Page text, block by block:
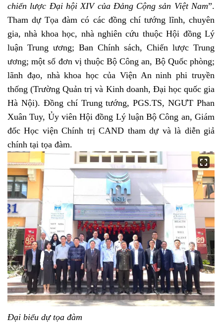
chiến lược Đại hội XIV của Đảng Cộng sản Việt Nam”.
Tham dự Tọa đàm có các đồng chí tướng lĩnh, chuyên
gia, nhà khoa học, nhà nghiên cứu thuộc Hội đồng Lý
luận Trung ương; Ban Chính sách, Chiến lược Trung
ương; một số đơn vị thuộc Bộ Công an, Bộ Quốc phòng;
lãnh đạo, nhà khoa học của Viện An ninh phi truyền
thống (Trường Quản trị và Kinh doanh, Đại học quốc gia
Hà Nội). Đồng chí Trung tướng, PGS.TS, NGƯT Phan
Xuân Tuy, Ủy viên Hội đồng Lý luận Bộ Công an, Giám
đốc Học viện Chính trị CAND tham dự và là diễn giả
chính tại tọa đàm.
Đại biểu dự tọa đàm